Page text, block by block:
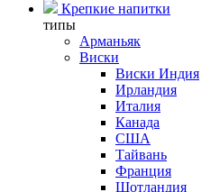
Крепкие напитки
типы
Арманьяк
Виски
Виски Индия
Ирландия
Италия
Канада
США
Тайвань
Франция
Шотландия